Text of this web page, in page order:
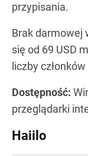
przypisania.
Brak darmowej
się od 69 USD
liczby
Dostępność:
przeglądarki
Haiilo